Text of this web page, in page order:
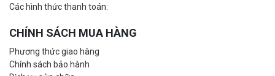
Các hình thức thanh toán:
CHÍNH SÁCH MUA HÀNG
Phương thức giao hàng
Chính sách bảo hành